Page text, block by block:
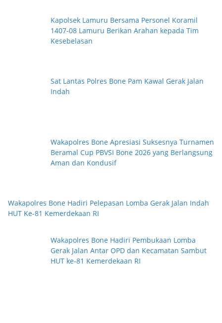
Kapolsek Lamuru Bersama Personel Koramil
1407-08 Lamuru Berikan Arahan kepada Tim
Kesebelasan
Sat Lantas Polres Bone Pam Kawal Gerak Jalan
Indah
Wakapolres Bone Apresiasi Suksesnya Turnamen
Beramal Cup PBVSI Bone 2026 yang Berlangsung
Aman dan Kondusif
Wakapolres Bone Hadiri Pelepasan Lomba Gerak Jalan Indah
HUT Ke-81 Kemerdekaan RI
Wakapolres Bone Hadiri Pembukaan Lomba
Gerak Jalan Antar OPD dan Kecamatan Sambut
HUT ke-81 Kemerdekaan RI